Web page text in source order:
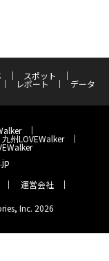
スポット
レポート データ
九州LOVEWalker
運営会社
Inc. 2026